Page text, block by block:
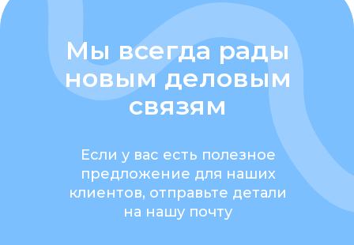
Мы всегда рады
новым деловым
связям
Если у вас есть полезное
предложение для наших
клиентов, отправьте детали
на нашу почту